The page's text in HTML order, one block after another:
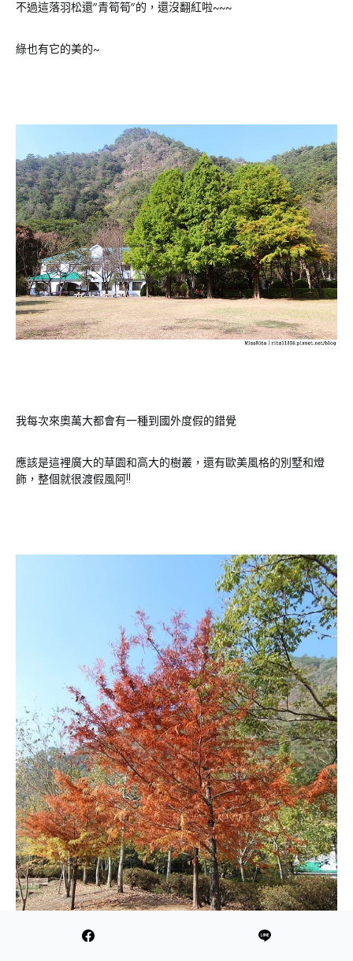
不過這落羽松還”青筍筍”的，還沒翻紅啦~~~
綠也有它的美的~
我每次來奧萬大都會有一種到國外度假的錯覺
應該是這裡廣大的草園和高大的樹叢，還有歐美風格的別墅和燈
飾，整個就很渡假風阿!!